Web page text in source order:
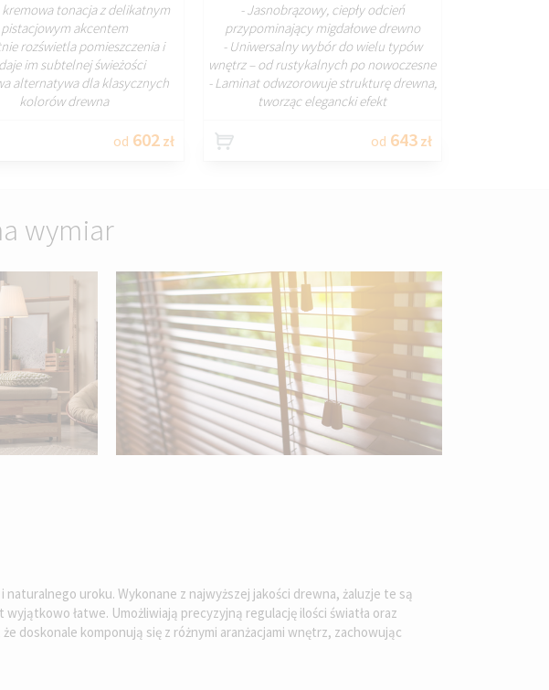
kremowa tonacja z delikatnym
pistacjowym akcentem
rozświetla pomieszczenia i
im subtelnej świeżości
alternatywa dla klasycznych
kolorów drewna
od 602zł
- Jasnobrązowy, ciepły odcień
przypominający migdałowe drewno
- Uniwersalny wybór do wielu typów
wnętrz – od rustykalnych po nowoczesne
- Laminat odwzorowuje strukturę drewna,
tworząc elegancki efekt
od 643 zł
wymiar
uroku. Wykonane z najwyższej jakości drewna, żaluzje te są
łatwe. Umożliwiają precyzyjną regulację ilości światła oraz
doskonale komponują się z różnymi aranżacjami wnętrz, zachowując